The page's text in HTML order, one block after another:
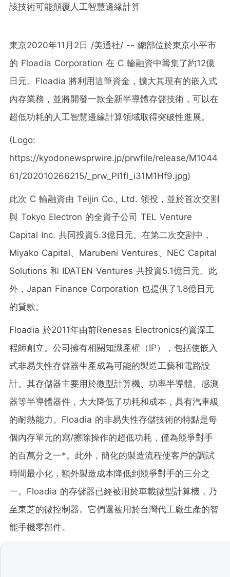
該技術可能顛覆人工智慧邊緣計算
東京2020年11月2日 /美通社/ -- 總部位於東京小平市
的 Floadia Corporation 在 C 輪融資中籌集了約12億
日元。Floadia 將利用這筆資金，擴大其現有的嵌入式
內存業務，並將開發一款全新半導體存儲技術，可以在
超低功耗的人工智慧邊緣計算領域取得突破性進展。
(Logo:
https://kyodonewsprwire.jp/prwfile/release/M1044
61/202010266215/_prw_PI1fl_i31M1Hf9.jpg)
此次 C 輪融資由 Teijin Co., Ltd. 領投，並於首次交割
與 Tokyo Electron 的全資子公司 TEL Venture
Capital Inc. 共同投資5.3億日元。在第二次交割中，
Miyako Capital、Marubeni Ventures、NEC Capital
Solutions 和 IDATEN Ventures 共投資5.1億日元。此
外， Japan Finance Corporation 也提供了1.8億日元
的貸款。
Floadia 於2011年由前Renesas Electronics的資深工
程師創立。公司擁有相關知識產權（IP），包括使嵌入
式非易失性存儲器生產成為可能的製造工藝和電路設
計。其存儲器主要用於微型計算機、功率半導體、感測
器等半導體器件，大大降低了功耗和成本，具有汽車級
的耐熱能力。Floadia 的非易失性存儲技術的特點是每
個內存單元的寫/擦除操作的超低功耗，僅為競爭對手
的百萬分之一*。此外，簡化的製造流程使客戶的調試
時間最小化，額外製造成本降低到競爭對手的三分之
一。Floadia 的存儲器已經被用於車載微型計算機，乃
至東芝的微控制器。它們還被用於台灣代工廠生產的智
能手機零部件。